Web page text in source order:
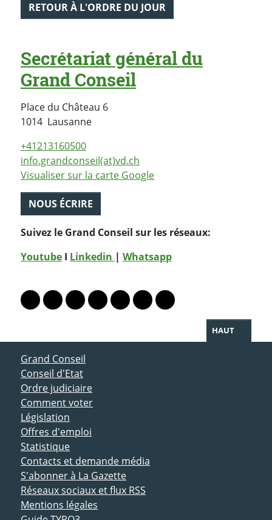
RETOUR À L'ORDRE DU JOUR
Secrétariat général du
Grand Conseil
Place du Château 6
1014 LausanneSuisse
+41213160500
info.grandconseil(at)vd.ch
Visualiser sur la carte Google
NOUS ÉCRIRE
Suivez le Grand Conseil sur les réseaux:
Youtube I Linkedin | Whatsapp
Lien vers le profil Mastodon
Lien vers le profil Bluesky
Lien vers le profil Instagram
Lien vers le profil Linkedin
Lien vers le profil Facebook
Lien vers le profil Twitter
Partager par WhatsApp
HAUT
ACCÈS DIRECT
Grand Conseil
Conseil d'Etat
Ordre judiciaire
Comment voter
Législation
Offres d'emploi
Statistique
Contacts et demande média
S'abonner à La Gazette
Réseaux sociaux et flux RSS
Mentions légales